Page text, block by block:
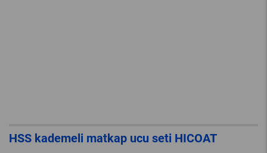
HSS kademeli matkap ucu seti HICOAT